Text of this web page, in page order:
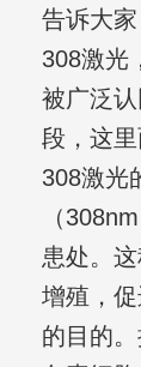
告诉大
308激光
被广泛
段，这里
308激光
（
患处。
增殖，
的目的